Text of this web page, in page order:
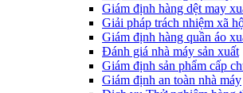
Giám định hàng dệt may
Giải pháp trách nhiệm xã
Giám định hàng quần áo
Đánh giá nhà máy sản xuất
Giám định sản phẩm cấp
Giám định an toàn nhà máy